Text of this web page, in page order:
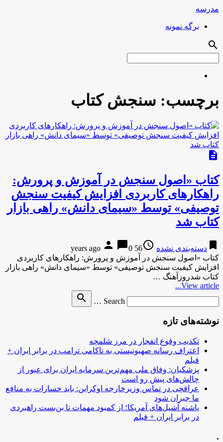
مدرسه
برگه نمونه
search
برچسب: سنجش کتاب
description
کتاب «اصول سنجش در آموزش و پرورش:
راهکارهای کاربردی افزایش کیفیت سنجش
توصیفی» توسط «سیمای دانش» راهی بازار
کتاب شد
bookmark دسته‌بندی نشده access_time
56 years ago
person chat_bubble0
کتاب «اصول سنجش در آموزش و پرورش: راهکارهای کاربردی
افزایش کیفیت سنجش توصیفی» توسط «سیمای دانش» راهی بازار
کتاب شدروزآهنگ …
View article...
Search …
search
نوشته‌های تازه
تکذیب وقوع انفجار در مرز شلمچه
اعتراف رسانه صهیونیستی به ناکامی ترامپ در برابر ایران +
فیلم
پزشکیان: وفاق ملی مهم‌ترین سرمایه ایران برای عبور از
چالش‌های پیش رو است
عراقچی در تماس وزیرخارجه اوکراین: باید خسارات به منافع
ما جبران شود
پاشنه آشیل‌های آمریکا؛ از کمبود مهمات تا بن‌بست راهبردی
در برابر ایران + فیلم
.